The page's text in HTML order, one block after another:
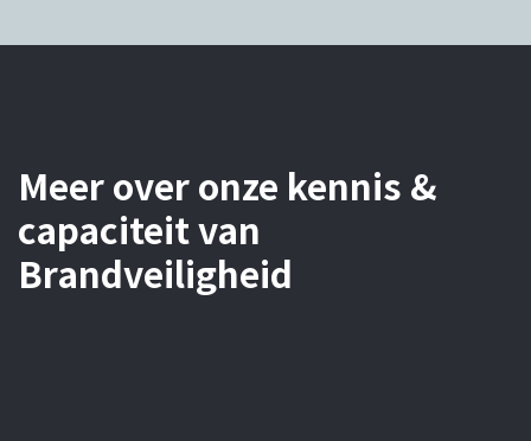
Meer over onze kennis &
capaciteit van
Brandveiligheid